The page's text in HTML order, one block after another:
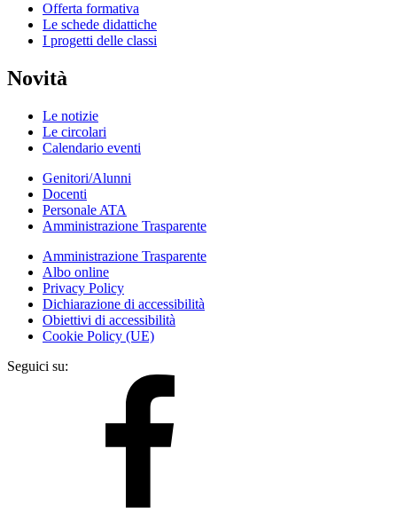
Offerta formativa
Le schede didattiche
I progetti delle classi
Novità
Le notizie
Le circolari
Calendario eventi
Genitori/Alunni
Docenti
Personale ATA
Amministrazione Trasparente
Amministrazione Trasparente
Albo online
Privacy Policy
Dichiarazione di accessibilità
Obiettivi di accessibilità
Cookie Policy (UE)
Seguici su: